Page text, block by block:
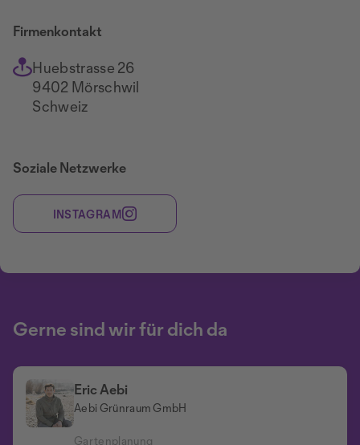
Firmenkontakt
Huebstrasse 26
9402 Mörschwil
Schweiz
Soziale Netzwerke
INSTAGRAM
Gerne sind wir für dich da
Eric Aebi
Aebi Grünraum GmbH
Gartenplanung